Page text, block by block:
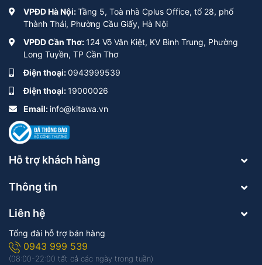
VPĐD Hà Nội:Tầng 5, Toà nhà Cplus Office, tổ 28, phố
Thành Thái, Phường Cầu Giấy, Hà Nội
VPĐD Cần Thơ:124 Võ Văn Kiệt, KV Bình Trung, Phường
Long Tuyền, TP Cần Thơ
Điện thoại:0943999539
Điện thoại:19000026
Email: info@kitawa.vn
Hỗ trợ khách hàng
Thông tin
Liên hệ
Tổng đài hỗ trợ bán hàng
0943 999 539
(08:00-22:00 tất cả các ngày trong tuần)